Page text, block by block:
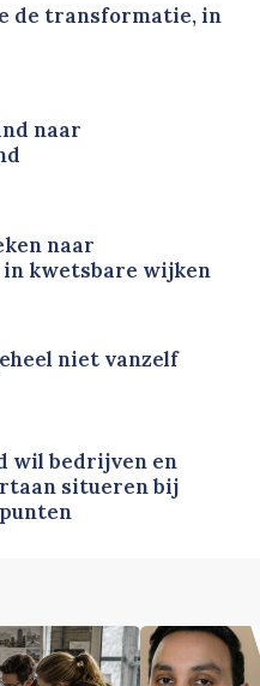
de transformatie, in
naar
naar
in kwetsbare wijken
niet vanzelf
wil bedrijven en
situeren bij